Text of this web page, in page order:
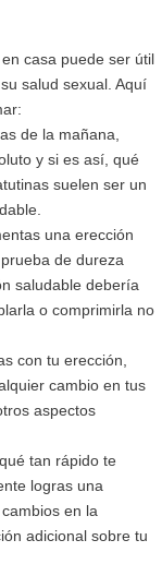
casa puede ser útil
salud sexual. Aquí
de la mañana,
y si es así, qué
suelen ser un
una erección
de dureza
saludable debería
o comprimirla no
con tu erección,
cambio en tus
aspectos
tan rápido te
logras una
en la
adicional sobre tu